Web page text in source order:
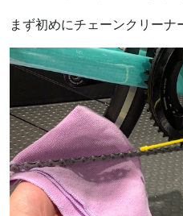
まず初めにチェーンクリーナ